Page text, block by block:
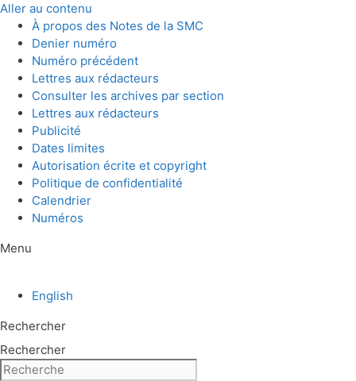
Aller au contenu
À propos des Notes de la SMC
Denier numéro
Numéro précédent
Lettres aux rédacteurs
Consulter les archives par section
Lettres aux rédacteurs
Publicité
Dates limites
Autorisation écrite et copyright
Politique de confidentialité
Calendrier
Numéros
Menu
English
Rechercher
Rechercher